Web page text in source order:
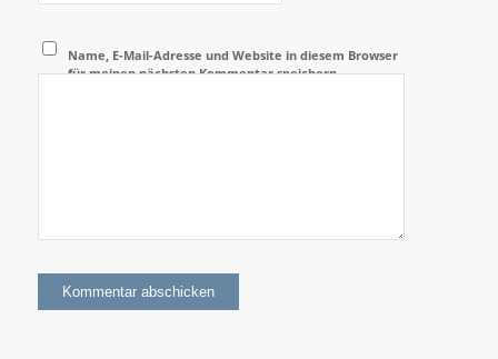
Name, E-Mail-Adresse und Website in diesem Browser
für meinen nächsten Kommentar speichern.